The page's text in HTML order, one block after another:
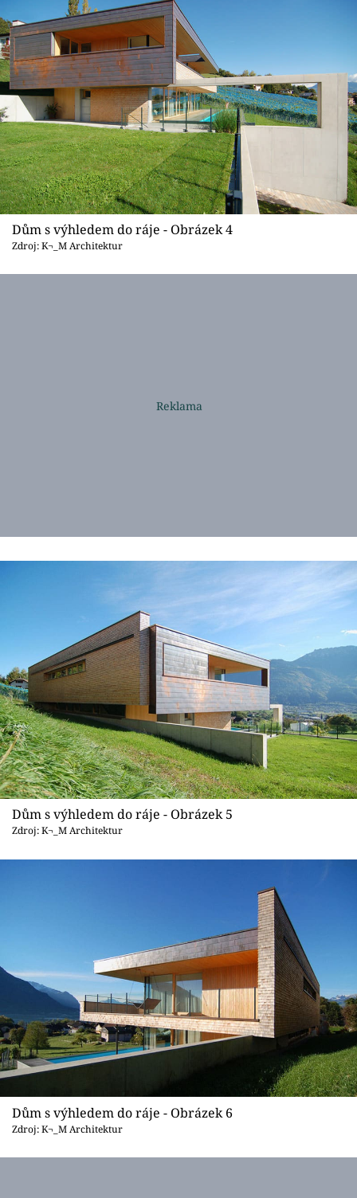
Dům s výhledem do ráje - Obrázek 4
Zdroj: K¬_M Architektur
Dům s výhledem do ráje - Obrázek 5
Zdroj: K¬_M Architektur
Dům s výhledem do ráje - Obrázek 6
Zdroj: K¬_M Architektur